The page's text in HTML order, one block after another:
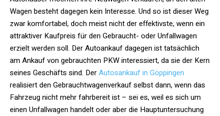
Wagen besteht dagegen kein Interesse. Und so ist dieser Weg
zwar komfortabel, doch meist nicht der effektivste, wenn ein
attraktiver Kaufpreis für den Gebraucht- oder Unfallwagen
erzielt werden soll. Der Autoankauf dagegen ist tatsächlich
am Ankauf von gebrauchten PKW interessiert, da sie der Kern
seines Geschäfts sind. DerAutosankauf in Göppingen
realisiert den Gebrauchtwagenverkauf selbst dann, wenn das
Fahrzeug nicht mehr fahrbereit ist – sei es, weil es sich um
einen Unfallwagen handelt oder aber die Hauptuntersuchung